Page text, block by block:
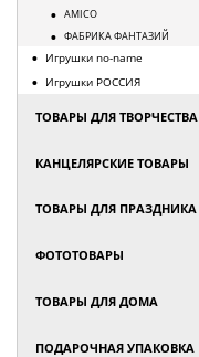
AMICO
ФАБРИКА ФАНТАЗИЙ
Игрушки no-name
Игрушки РОССИЯ
ТОВАРЫ ДЛЯ ТВОРЧЕСТВА
КАНЦЕЛЯРСКИЕ ТОВАРЫ
ТОВАРЫ ДЛЯ ПРАЗДНИКА
ФОТОТОВАРЫ
ТОВАРЫ ДЛЯ ДОМА
ПОДАРОЧНАЯ УПАКОВКА